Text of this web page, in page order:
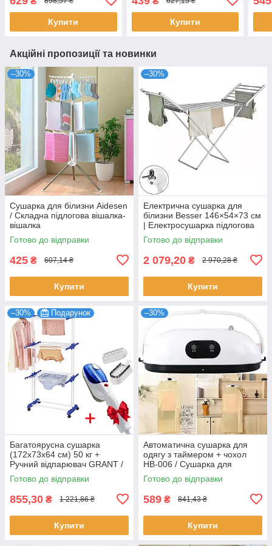
багатоярусна сушарка для
одягу
Купити
для одягу / Сушарка на
балкон
Купити
Акційні пропозиції та новинки
–30%
Сушарка для білизни Aidesen
/ Складна підлогова вішалка-
вішалка
Готово до відправки
425 ₴ 607,14 ₴
Купити
–30%
Електрична сушарка для
білизни Besser 146×54×73 см
| Електросушарка підлогова
розкладна
Готово до відправки
2 079,20 ₴ 2 970,28 ₴
Купити
–30% Подарунок
Багатоярусна сушарка
(172х73х64 см) 50 кг +
Ручний відпарювач GRANT /
Підлогова сушарка
Готово до відправки
855,30 ₴ 1 221,86 ₴
Купити
–30%
Автоматична сушарка для
одягу з таймером + чохол
HB-006 / Сушарка для
білизни електрична /
Електросушарка
Готово до відправки
589 ₴ 841,43 ₴
Купити